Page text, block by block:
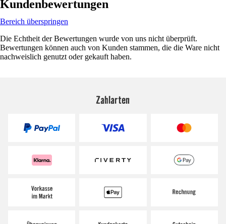
Kundenbewertungen
Bereich überspringen
Die Echtheit der Bewertungen wurde von uns nicht überprüft.
Bewertungen können auch von Kunden stammen, die die Ware nicht
nachweislich genutzt oder gekauft haben.
Zahlarten